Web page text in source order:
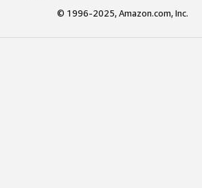
© 1996-2025, Amazon.com, Inc.